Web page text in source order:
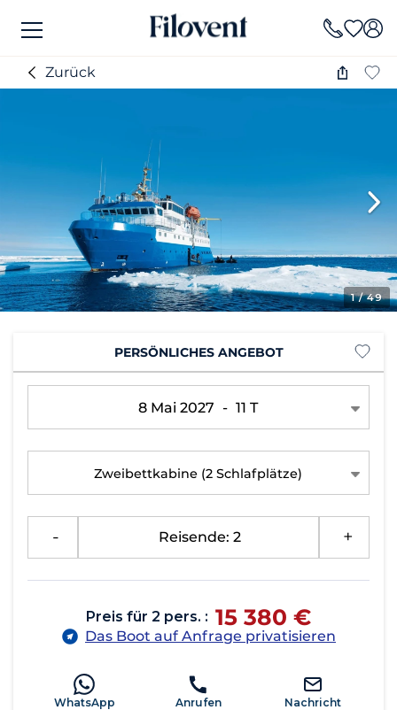
Zurück
1/ 49
PERSÖNLICHES ANGEBOT
8 Mai 2027 - 11 T
Zweibettkabine (2 Schlafplätze)
Reisende: 2
Preis für 2 pers. : 15 380 €
Das Boot auf Anfrage privatisieren
WhatsApp Anrufen Nachricht